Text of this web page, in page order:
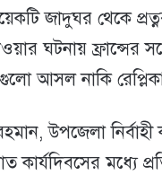
জাদুঘর থেকে
ঘটনায় ফ্রান্সের
আসল নাকি
উপজেলা
কার্যদিবসের মধ্যে